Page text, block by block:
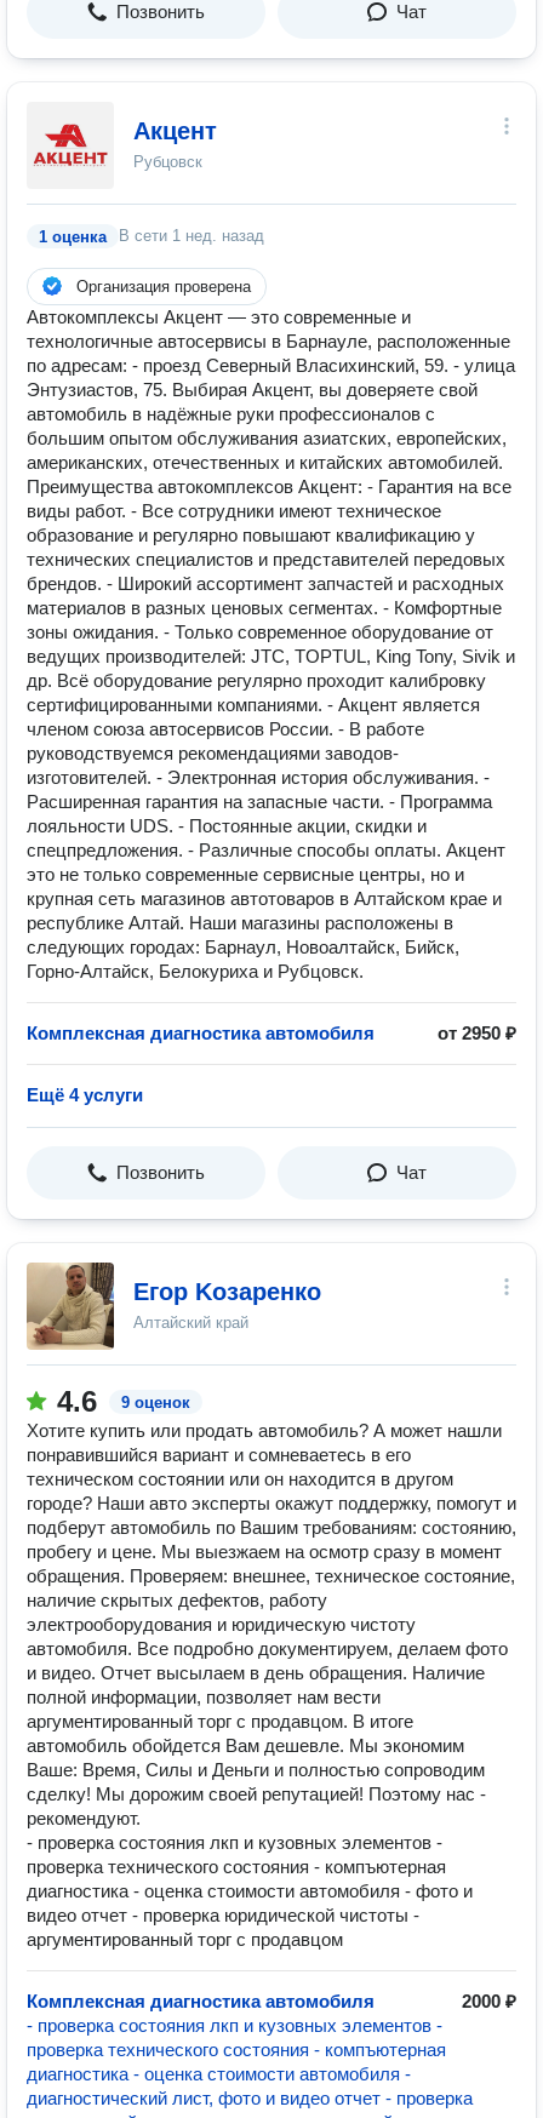
Позвонить Чат
Акцент
Рубцовск
1 оценка В сети 1 нед. назад
Организация проверена
Автокомплексы Акцент — это современные и
технологичные автосервисы в Барнауле, расположенные
по адресам: - проезд Северный Власихинский, 59. - улица
Энтузиастов, 75. Выбирая Акцент, вы доверяете свой
автомобиль в надёжные руки профессионалов с
большим опытом обслуживания азиатских, европейских,
американских, отечественных и китайских автомобилей.
Преимущества автокомплексов Акцент: - Гарантия на все
виды работ. - Все сотрудники имеют техническое
образование и регулярно повышают квалификацию у
технических специалистов и представителей передовых
брендов. - Широкий ассортимент запчастей и расходных
материалов в разных ценовых сегментах. - Комфортные
зоны ожидания. - Только современное оборудование от
ведущих производителей: JTC, TOPTUL, King Tony, Sivik и
др. Всё оборудование регулярно проходит калибровку
сертифицированными компаниями. - Акцент является
членом союза автосервисов России. - В работе
руководствуемся рекомендациями заводов-
изготовителей. - Электронная история обслуживания. -
Расширенная гарантия на запасные части. - Программа
лояльности UDS. - Постоянные акции, скидки и
спецпредложения. - Различные способы оплаты. Акцент
это не только современные сервисные центры, но и
крупная сеть магазинов автотоваров в Алтайском крае и
республике Алтай. Наши магазины расположены в
следующих городах: Барнаул, Новоалтайск, Бийск,
Горно-Алтайск, Белокуриха и Рубцовск.
Комплексная диагностика автомобиля от 2950 ₽
Ещё 4 услуги
Позвонить Чат
Егор Kозаренко
Алтайский край
4.6 9 оценок
Хотите купить или продать автомобиль? А может нашли
понравившийся вариант и сомневаетесь в его
техническом состоянии или он находится в другом
городе? Наши авто эксперты окажут поддержку, помогут и
подберут автомобиль по Вашим требованиям: состоянию,
пробегу и цене. Мы выезжаем на осмотр сразу в момент
обращения. Проверяем: внешнее, техническое состояние,
наличие скрытых дефектов, работу
электрооборудования и юридическую чистоту
автомобиля. Все подробно документируем, делаем фото
и видео. Отчет высылаем в день обращения. Наличие
полной информации, позволяет нам вести
аргументированный торг с продавцом. В итоге
автомобиль обойдется Вам дешевле. Мы экономим
Ваше: Время, Силы и Деньги и полностью сопроводим
сделку! Мы дорожим своей репутацией! Поэтому нас -
рекомендуют.
- проверка состояния лкп и кузовных элементов -
проверка технического состояния - компъютерная
диагностика - оценка стоимости автомобиля - фото и
видео отчет - проверка юридической чистоты -
аргументированный торг с продавцом
Комплексная диагностика автомобиля
2000 ₽
- проверка состояния лкп и кузовных элементов -
проверка технического состояния - компъютерная
диагностика - оценка стоимости автомобиля -
диагностический лист, фото и видео отчет - проверка